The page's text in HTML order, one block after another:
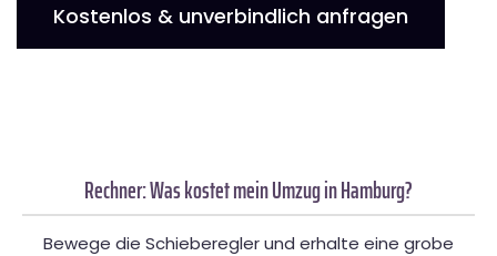
Kostenlos & unverbindlich anfragen
Rechner: Was kostet mein Umzug in Hamburg?
Bewege die Schieberegler und erhalte eine grobe